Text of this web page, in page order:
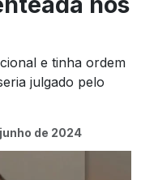
e tinha ordem
julgado pelo
de 2024